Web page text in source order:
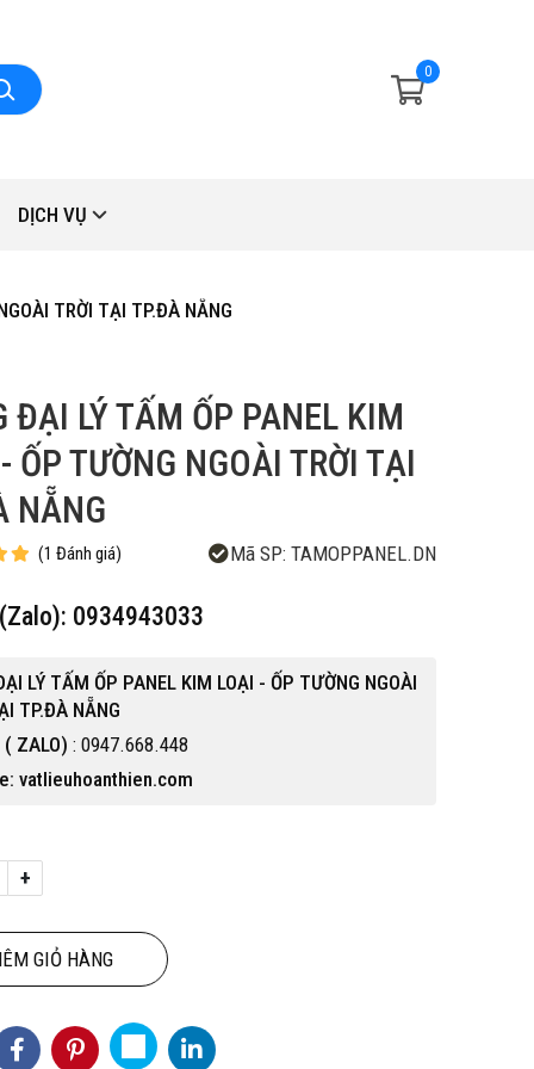
0
DỊCH VỤ
TRỜI TẠI TP.ĐÀ NẴNG
ĐẠI LÝ TẤM ỐP PANEL KIM
ỐP TƯỜNG NGOÀI TRỜI TẠI
NẴNG
(1 Đánh giá) Mã SP: TAMOPPANEL.DN
0934943033
LÝ TẤM ỐP PANEL KIM LOẠI - ỐP TƯỜNG NGOÀI
TP.ĐÀ NẴNG
ZALO) : 0947.668.448
vatlieuhoanthien.com
+
GIỎ HÀNG